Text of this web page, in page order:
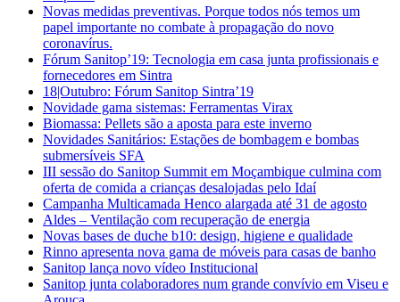
Novas medidas preventivas. Porque todos nós temos um
papel importante no combate à propagação do novo
coronavírus.
Fórum Sanitop’19: Tecnologia em casa junta profissionais e
fornecedores em Sintra
18|Outubro: Fórum Sanitop Sintra’19
Novidade gama sistemas: Ferramentas Virax
Biomassa: Pellets são a aposta para este inverno
Novidades Sanitários: Estações de bombagem e bombas
submersíveis SFA
III sessão do Sanitop Summit em Moçambique culmina com
oferta de comida a crianças desalojadas pelo Idaí
Campanha Multicamada Henco alargada até 31 de agosto
Aldes – Ventilação com recuperação de energia
Novas bases de duche b10: design, higiene e qualidade
Rinno apresenta nova gama de móveis para casas de banho
Sanitop lança novo vídeo Institucional
Sanitop junta colaboradores num grande convívio em Viseu e